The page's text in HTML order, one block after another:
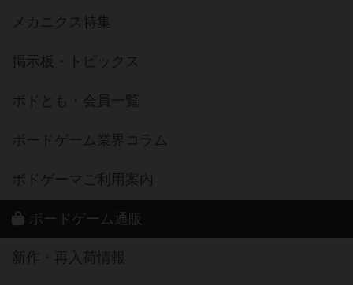
メカニクス特集
掲示板・トピックス
ボドとも・会員一覧
ボードゲーム業界コラム
ボドゲーマご利用案内
ボードゲーム通販
新作・再入荷情報